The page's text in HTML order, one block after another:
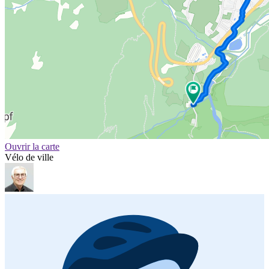
Ouvrir la carte
Vélo de ville